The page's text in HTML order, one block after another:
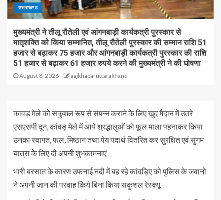
उत्तराखण्ड
मुख्यमंत्री ने तीलू रौतेली एवं आंगनबाड़ी कार्यकत्री पुरस्कार से
मातृशक्ति को किया सम्मानित, तीलू रौतेली पुरस्कार की सम्मान राशि 51
हजार से बढ़ाकर 75 हजार और आंगनबाड़ी कार्यकत्री पुरस्कार की राशि
51 हजार से बढ़ाकर 61 हजार रुपये करने की मुख्यमंत्री ने की घोषणा
August 8, 2026 aajkhabaruttarakhand
कावड़ मेले को सकुशल रूप से संपन्न कराने के लिए खुद मैदान में उतरे
एसएसपी दून, कांवड़ मेले में आये श्रद्धालुओं को फूल माला पहनाकर किया
उनका स्वागत, फल, मिष्ठान तथा पेय पदार्थ वितरित कर सुरक्षित एवं सुगम
यात्रा के लिए दी अपनी शुभकामनाएं
भारी बरसात के कारण उफनाई नदी में बह रहे कांवड़िए को पुलिस के जवानो
ने अपनी जान की परवाह किये बिना किया सकुशल रेस्क्यू